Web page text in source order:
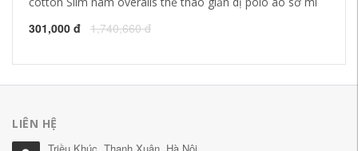
301,000 đ 1,740,660 đ
LIÊN HỆ